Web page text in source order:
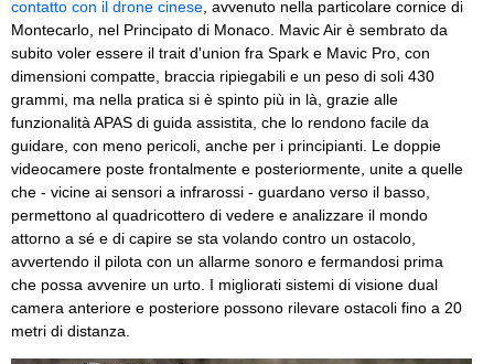
contatto con il drone cinese , avvenuto nella particolare cornice di
Montecarlo, nel Principato di Monaco. Mavic Air è sembrato da
subito voler essere il trait d'union fra Spark e Mavic Pro, con
dimensioni compatte, braccia ripiegabili e un peso di soli 430
grammi, ma nella pratica si è spinto più in là, grazie alle
funzionalità APAS di guida assistita, che lo rendono facile da
guidare, con meno pericoli, anche per i principianti. Le doppie
videocamere poste frontalmente e posteriormente, unite a quelle
che - vicine ai sensori a infrarossi - guardano verso il basso,
permettono al quadricottero di vedere e analizzare il mondo
attorno a sé e di capire se sta volando contro un ostacolo,
avvertendo il pilota con un allarme sonoro e fermandosi prima
che possa avvenire un urto. I migliorati sistemi di visione dual
camera anteriore e posteriore possono rilevare ostacoli fino a 20
metri di distanza.